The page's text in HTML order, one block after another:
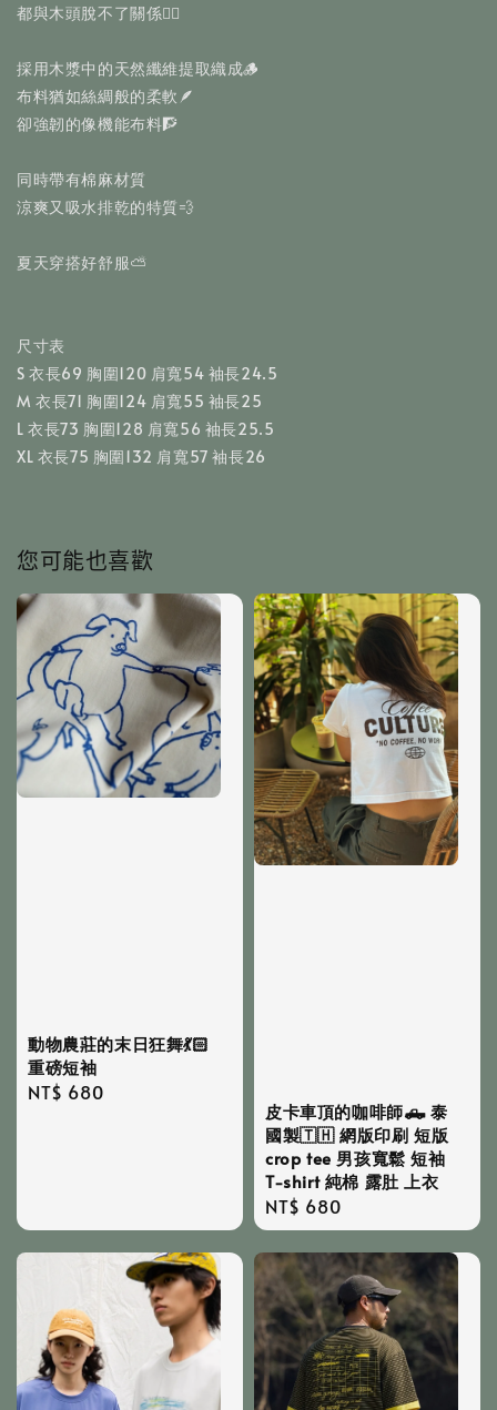
都與木頭脫不了關係✍🏻
採用木漿中的天然纖維提取織成🪵
布料猶如絲綢般的柔軟🪶
卻強韌的像機能布料🧗
同時帶有棉麻材質
涼爽又吸水排乾的特質💨
夏天穿搭好舒服⛅️
尺寸表
S 衣長69 胸圍120 肩寬54 袖長24.5
M 衣長71 胸圍124 肩寬55 袖長25
L 衣長73 胸圍128 肩寬56 袖長25.5
XL 衣長75 胸圍132 肩寬57 袖長26
您可能也喜歡
動物農莊的末日狂舞💃🏻
重磅短袖
Regular
NT$ 680
皮卡車頂的咖啡師🛻 泰
國製🇹🇭 網版印刷 短版
crop tee 男孩寬鬆 短袖
T-shirt 純棉 露肚 上衣
Regular
price
NT$ 680